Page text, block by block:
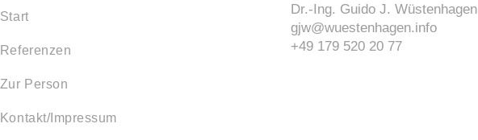
Start
Referenzen
Zur Person
Kontakt/Impressum
Dr.-Ing. Guido J. Wüstenhagen
gjw@wuestenhagen.info
+49 179 520 20 77